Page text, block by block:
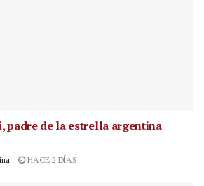
padre de la estrella argentina
HACE 2 DÍAS